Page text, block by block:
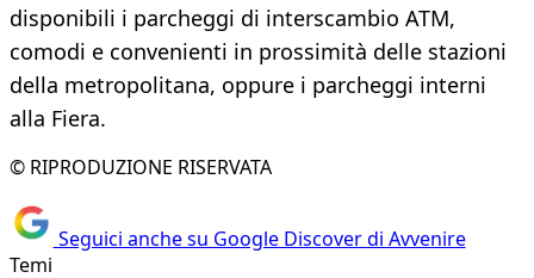
disponibili i parcheggi di interscambio ATM,
comodi e convenienti in prossimità delle stazioni
della metropolitana, oppure i parcheggi interni
alla Fiera.
© RIPRODUZIONE RISERVATA
Seguici anche su Google Discover di Avvenire
Temi